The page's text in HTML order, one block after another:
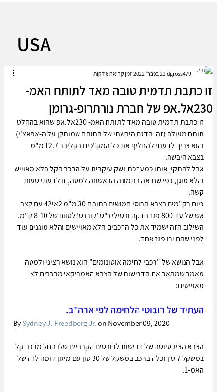
USA
זו כתבת תדמית טובה מאד לתותח האמ-
230אל.אפ של חברת נורתרופ-גרומן
dgross479 21 בפבר׳ 2022 זמן קריאה 6 דקות
זו כתבת תדמית טובה מאד לתותח האמ- 230אל.אפ שהוא בהחלט
תותח מעולה (זהו הדגם היבשתי של התותח שמותקן על ה-אפאצ'י)
והוא צריך לדעתי להחליף את כל המק"כים בקליבר 12.7 מ"מ
בצבא היבשה.
אבל להתקין אותו כמערכת נשק עיקרית על הרכב הקל הלא מאוייש
והלא מוגן, כפי שנראה בתמונה הראשונה למטה, זו לדעתי טעות
קשה.
כיום רק"מים בצבא הרוסי חמושים בתותח 30 מ"מ 2אי42 עם קצב
אש של עד 800 פגז בדקה ובטילי נ"ט ’קורנט’ לטווח של 8-10 ק"מ.
השילוב הזה ישמיד את כל הרכבים הלא מאויישים והלא מוגנים עוד
לפני שהם ירו פגז אחד.
אבל הנושא של "רכבי לחימה אוטונומים" הוא נושא רציני ולמטה
מאמר שמתאר את הדרישות של הצבא האמריקאי מרכבים לא
מאויישים:
העתיד של רובוטי הלחימה לפי ארה"ב.
By Sydney J. Freedberg Jr. on November 09, 2020
הצבא הציג טיוטה של דרישות לרובטים הקרביים שלו החל מרכב קל
במשקל 7 טון וכלה ברכב במשקל של 30 טון עם מיגון דומה לזה של
האמ-1.